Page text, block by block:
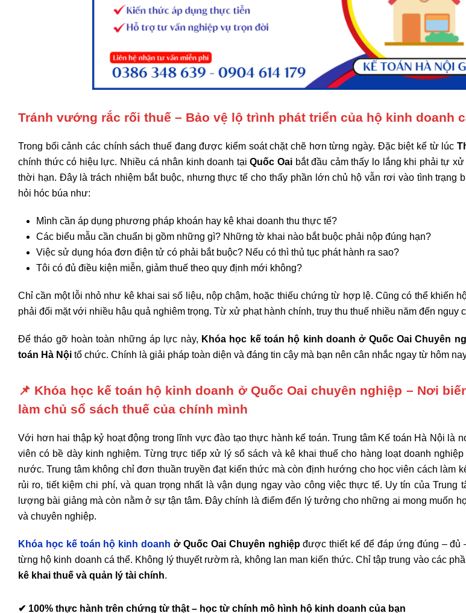
Tránh vướng rắc rối thuế – Bảo vệ lộ trình phát triển của hộ kinh doanh
Trong bối cảnh các chính sách thuế đang được kiểm soát chặt chẽ hơn từng ngày. Đặc biệt kể từ lúc
chính thức có hiệu lực. Nhiều cá nhân kinh doanh tạiQuốc Oai bắt đầu cảm thấy lo lắng khi phải tự
thời hạn. Đây là trách nhiệm bắt buộc, nhưng thực tế cho thấy phần lớn chủ hộ vẫn rơi vào tình trạng
hỏi hóc búa như:
Mình cần áp dụng phương pháp khoán hay kê khai doanh thu thực tế?
Các biểu mẫu cần chuẩn bị gồm những gì? Những tờ khai nào bắt buộc phải nộp đúng hạn?
Việc sử dụng hóa đơn điện tử có phải bắt buộc? Nếu có thì thủ tục phát hành ra sao?
Tôi có đủ điều kiện miễn, giảm thuế theo quy định mới không?
Chỉ cần một lỗi nhỏ như kê khai sai số liệu, nộp chậm, hoặc thiếu chứng từ hợp lệ. Cũng có thể khiến
phải đối mặt với nhiều hậu quả nghiêm trọng. Từ xử phạt hành chính, truy thu thuế nhiều năm đến nguy
Để tháo gỡ hoàn toàn những áp lực này, Khóa học kế toán hộ kinh doanh ở Quốc Oai Chuyên
toán Hà Nội tổ chức. Chính là giải pháp toàn diện và đáng tin cậy mà bạn nên cân nhắc ngay từ hôm
📌 Khóa học kế toán hộ kinh doanh ở Quốc Oai chuyên nghiệp – Nơi
làm chủ sổ sách thuế của chính mình
Với hơn hai thập kỷ hoạt động trong lĩnh vực đào tạo thực hành kế toán. Trung tâm Kế toán Hà Nội là
viên có bề dày kinh nghiệm. Từng trực tiếp xử lý sổ sách và kê khai thuế cho hàng loạt doanh
nước. Trung tâm không chỉ đơn thuần truyền đạt kiến thức mà còn định hướng cho học viên cách làm
rủi ro, tiết kiệm chi phí, và quan trọng nhất là vận dụng ngay vào công việc thực tế. Uy tín của Trung
lượng bài giảng mà còn nằm ở sự tận tâm. Đây chính là điểm đến lý tưởng cho những ai mong muốn
và chuyên nghiệp.
Khóa học kế toán hộ kinh doanh ở Quốc Oai Chuyên nghiệpđược thiết kế để đáp ứng đúng – đủ
từng hộ kinh doanh cá thể. Không lý thuyết rườm rà, không lan man kiến thức. Chỉ tập trung vào các
kê khai thuế và quản lý tài chính.
✔ 100% thực hành trên chứng từ thật – học từ chính mô hình hộ kinh doanh của bạn